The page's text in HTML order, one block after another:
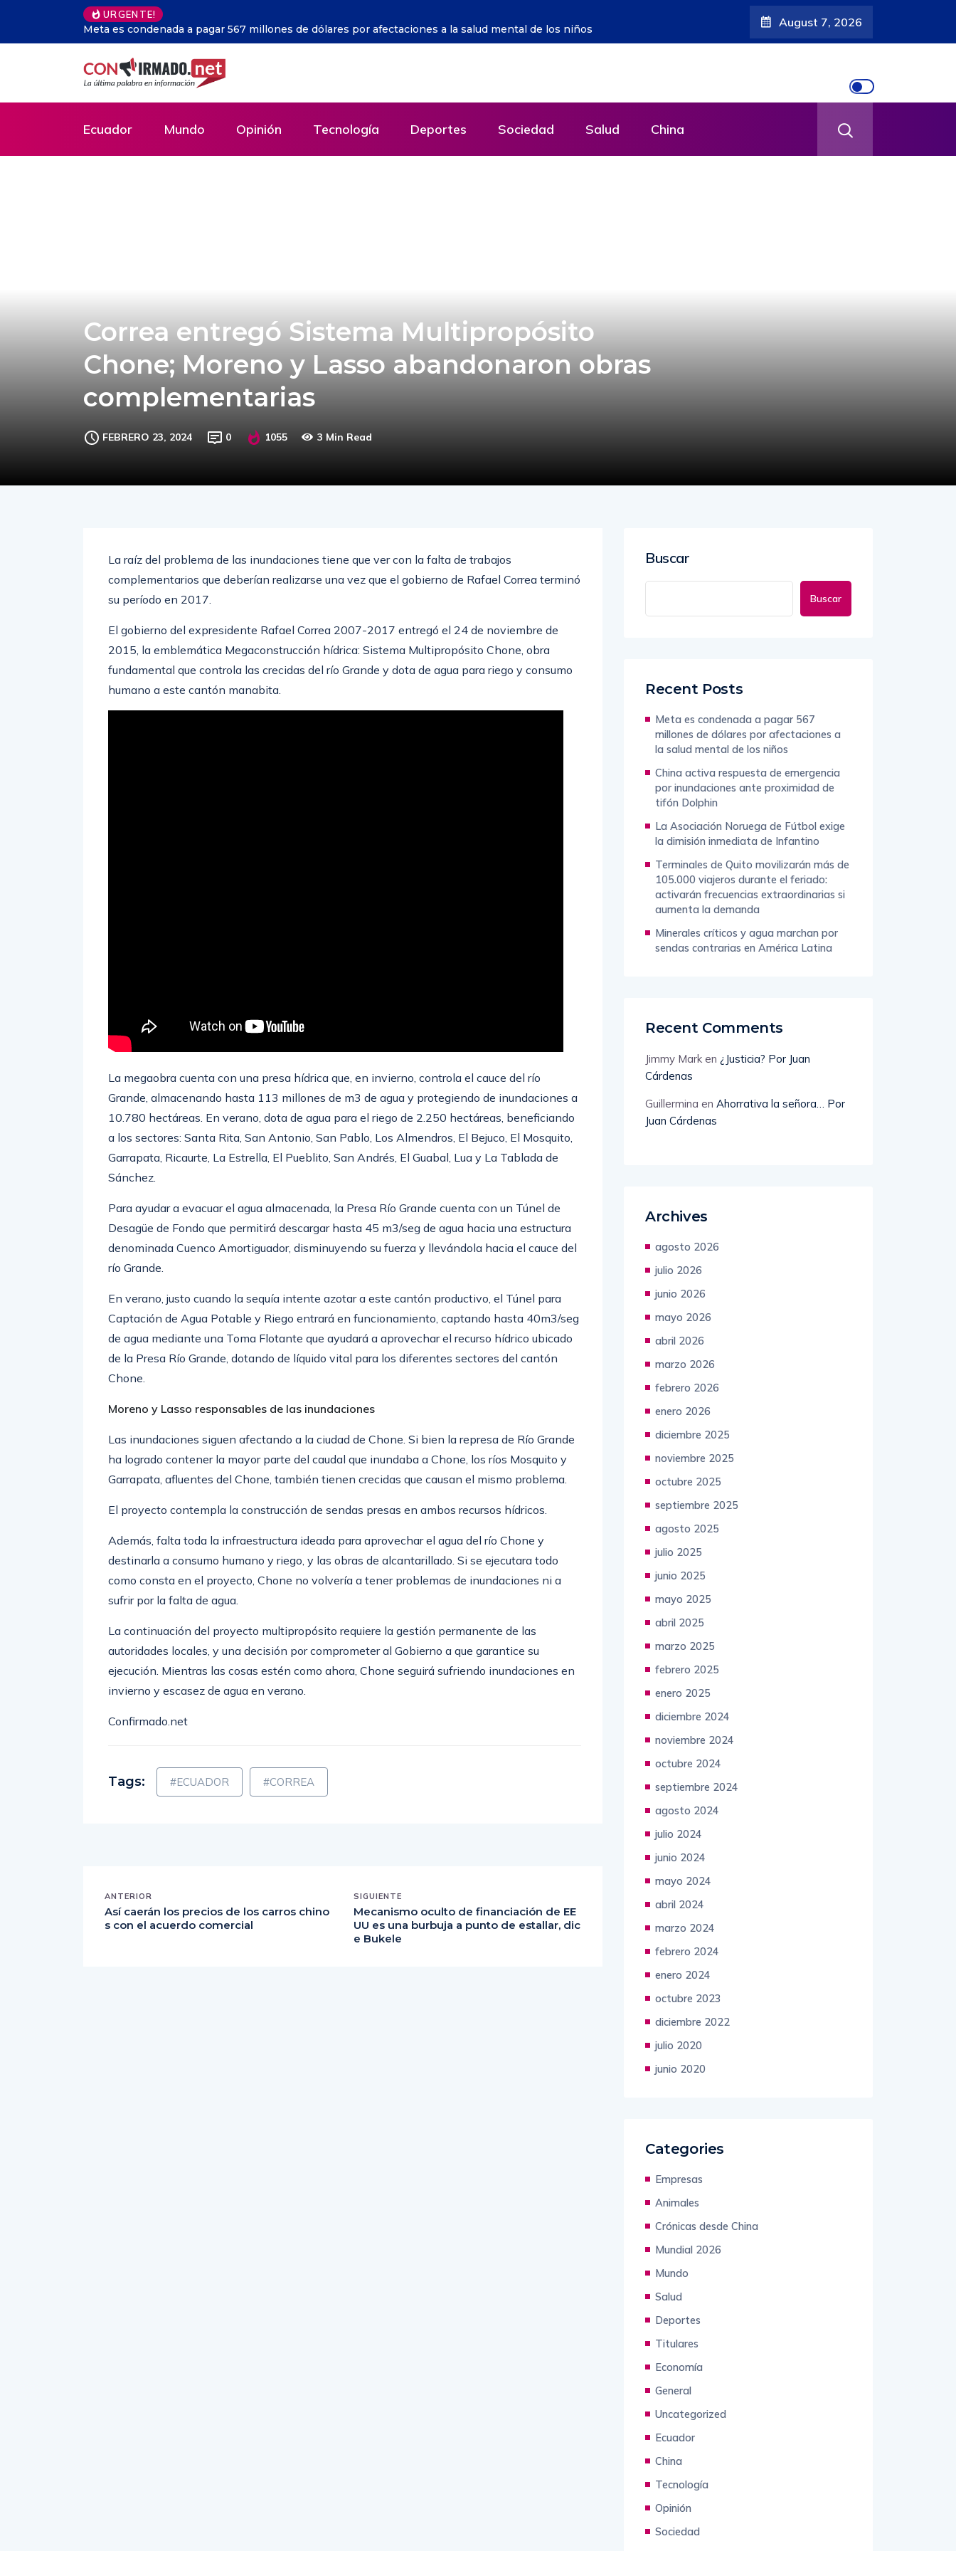
URGENTE!
China activa respuesta de emergencia por inundaciones ante proximidad de tifón Dolphin
August 7, 2026
Ecuador Mundo Opinión Tecnología Deportes Sociedad Salud China
Correa entregó Sistema Multipropósito
Chone; Moreno y Lasso abandonaron obras
complementarias
FEBRERO 23, 2024 0 1055 3 Min Read
La raíz del problema de las inundaciones tiene que ver con la falta de trabajos
complementarios que deberían realizarse una vez que el gobierno de Rafael Correa terminó
su período en 2017.
El gobierno del expresidente Rafael Correa 2007-2017 entregó el 24 de noviembre de
2015, la emblemática Megaconstrucción hídrica: Sistema Multipropósito Chone, obra
fundamental que controla las crecidas del río Grande y dota de agua para riego y consumo
humano a este cantón manabita.
La megaobra cuenta con una presa hídrica que, en invierno, controla el cauce del río
Grande, almacenando hasta 113 millones de m3 de agua y protegiendo de inundaciones a
10.780 hectáreas. En verano, dota de agua para el riego de 2.250 hectáreas, beneficiando
a los sectores: Santa Rita, San Antonio, San Pablo, Los Almendros, El Bejuco, El Mosquito,
Garrapata, Ricaurte, La Estrella, El Pueblito, San Andrés, El Guabal, Lua y La Tablada de
Sánchez.
Para ayudar a evacuar el agua almacenada, la Presa Río Grande cuenta con un Túnel de
Desagüe de Fondo que permitirá descargar hasta 45 m3/seg de agua hacia una estructura
denominada Cuenco Amortiguador, disminuyendo su fuerza y llevándola hacia el cauce del
río Grande.
En verano, justo cuando la sequía intente azotar a este cantón productivo, el Túnel para
Captación de Agua Potable y Riego entrará en funcionamiento, captando hasta 40m3/seg
de agua mediante una Toma Flotante que ayudará a aprovechar el recurso hídrico ubicado
de la Presa Río Grande, dotando de líquido vital para los diferentes sectores del cantón
Chone.
Moreno y Lasso responsables de las inundaciones
Las inundaciones siguen afectando a la ciudad de Chone. Si bien la represa de Río Grande
ha logrado contener la mayor parte del caudal que inundaba a Chone, los ríos Mosquito y
Garrapata, afluentes del Chone, también tienen crecidas que causan el mismo problema.
El proyecto contempla la construcción de sendas presas en ambos recursos hídricos.
Además, falta toda la infraestructura ideada para aprovechar el agua del río Chone y
destinarla a consumo humano y riego, y las obras de alcantarillado. Si se ejecutara todo
como consta en el proyecto, Chone no volvería a tener problemas de inundaciones ni a
sufrir por la falta de agua.
La continuación del proyecto multipropósito requiere la gestión permanente de las
autoridades locales, y una decisión por comprometer al Gobierno a que garantice su
ejecución. Mientras las cosas estén como ahora, Chone seguirá sufriendo inundaciones en
invierno y escasez de agua en verano.
Confirmado.net
Tags: #ECUADOR #CORREA
ANTERIOR
Así caerán los precios de los carros chino
s con el acuerdo comercial
SIGUIENTE
Mecanismo oculto de financiación de EE
UU es una burbuja a punto de estallar, dic
e Bukele
Buscar
Buscar
Recent Posts
Meta es condenada a pagar 567
millones de dólares por afectaciones a
la salud mental de los niños
China activa respuesta de emergencia
por inundaciones ante proximidad de
tifón Dolphin
La Asociación Noruega de Fútbol exige
la dimisión inmediata de Infantino
Terminales de Quito movilizarán más de
105.000 viajeros durante el feriado:
activarán frecuencias extraordinarias si
aumenta la demanda
Minerales críticos y agua marchan por
sendas contrarias en América Latina
Recent Comments
Jimmy Mark en ¿Justicia? Por Juan
Cárdenas
Guillermina en Ahorrativa la señora… Por
Juan Cárdenas
Archives
agosto 2026
julio 2026
junio 2026
mayo 2026
abril 2026
marzo 2026
febrero 2026
enero 2026
diciembre 2025
noviembre 2025
octubre 2025
septiembre 2025
agosto 2025
julio 2025
junio 2025
mayo 2025
abril 2025
marzo 2025
febrero 2025
enero 2025
diciembre 2024
noviembre 2024
octubre 2024
septiembre 2024
agosto 2024
julio 2024
junio 2024
mayo 2024
abril 2024
marzo 2024
febrero 2024
enero 2024
octubre 2023
diciembre 2022
julio 2020
junio 2020
Categories
Empresas
Animales
Crónicas desde China
Mundial 2026
Mundo
Salud
Deportes
Titulares
Economía
General
Uncategorized
Ecuador
China
Tecnología
Opinión
Sociedad